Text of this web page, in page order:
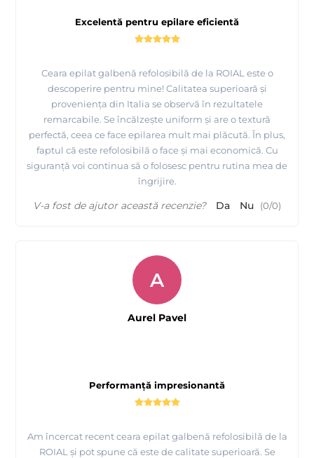
Excelentă pentru epilare eficientă
Ceara epilat galbenă refolosibilă de la ROIAL este o
descoperire pentru mine! Calitatea superioară și
proveniența din Italia se observă în rezultatele
remarcabile. Se încălzește uniform și are o textură
perfectă, ceea ce face epilarea mult mai plăcută. În plus,
faptul că este refolosibilă o face și mai economică. Cu
siguranță voi continua să o folosesc pentru rutina mea de
îngrijire.
V-a fost de ajutor această recenzie? Da Nu (0/0)
Performanță impresionantă
Am încercat recent ceara epilat galbenă refolosibilă de la
ROIAL și pot spune că este de calitate superioară. Se
A
Aurel Pavel